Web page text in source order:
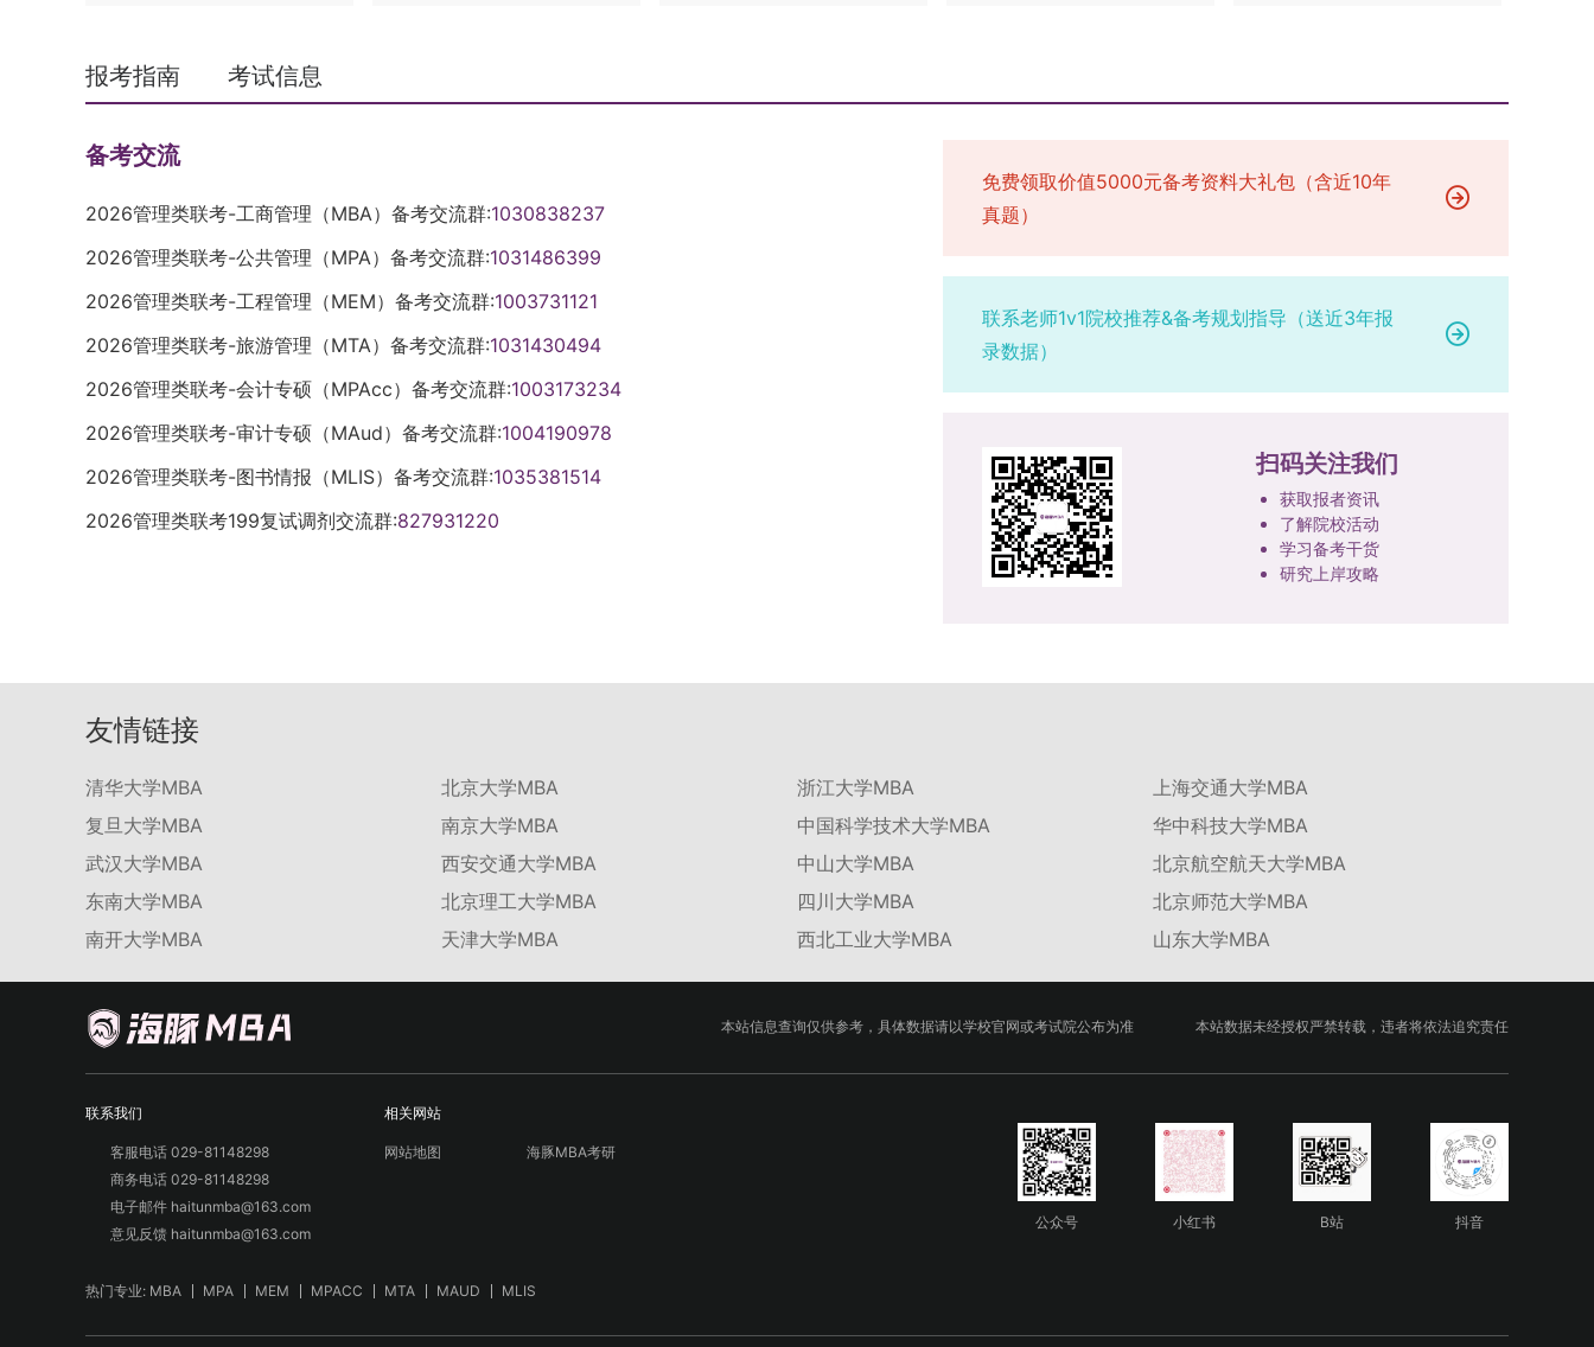
报考指南 考试信息
备考交流
2026管理类联考-工商管理（MBA）备考交流群:1030838237
2026管理类联考-公共管理（MPA）备考交流群:1031486399
2026管理类联考-工程管理（MEM）备考交流群:1003731121
2026管理类联考-旅游管理（MTA）备考交流群:1031430494
2026管理类联考-会计专硕（MPAcc）备考交流群:1003173234
2026管理类联考-审计专硕（MAud）备考交流群:1004190978
2026管理类联考-图书情报（MLIS）备考交流群:1035381514
2026管理类联考199复试调剂交流群:827931220
免费领取价值5000元备考资料大礼包（含近10年
真题）
联系老师1v1院校推荐&备考规划指导（送近3年报
录数据）
扫码关注我们
获取报者资讯
了解院校活动
学习备考干货
研究上岸攻略
友情链接
清华大学MBA 北京大学MBA 浙江大学MBA
上海交通大学MBA
复旦大学MBA
南京大学MBA 中国科学技术大学MBA
华中科技大学MBA
武汉大学MBA
西安交通大学MBA 中山大学MBA
北京航空航天大学MBA
东南大学MBA
北京理工大学MBA 四川大学MBA
北京师范大学MBA
南开大学MBA
天津大学MBA 西北工业大学MBA 山东大学MBA
本站信息查询仅供参考，具体数据请以学校官网或考试院公布为准 本站数据未经授权严禁转载，违者将依法追究责任
联系我们
客服电话 029-81148298
商务电话 029-81148298
电子邮件 haitunmba@163.com
意见反馈 haitunmba@163.com
相关网站
网站地图 海豚MBA考研
公众号 小红书 B站 抖音
热门专业: MBA MPA MEM MPACC MTA MAUD MLIS